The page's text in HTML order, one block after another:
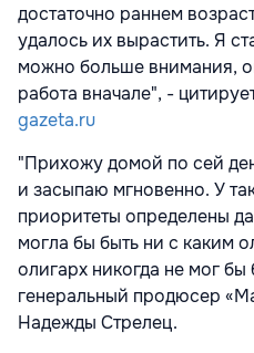
достаточно раннем
удалось их вырастить. Я
можно больше внимания,
работа вначале", -
gazeta.ru
"Прихожу домой по сей
и засыпаю мгновенно. У
приоритеты определены
могла бы быть ни с каким
олигарх никогда не мог
генеральный продюсер
Надежды Стрелец.